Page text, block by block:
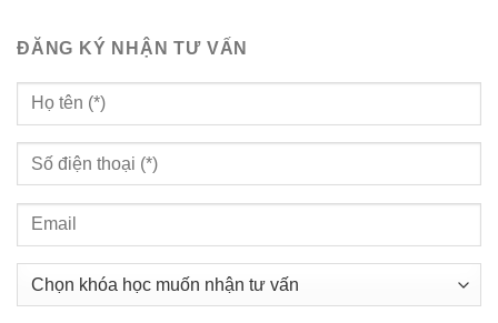
ĐĂNG KÝ NHẬN TƯ VẤN